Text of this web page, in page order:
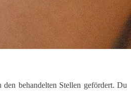
behandelten Stellen gefördert. Du